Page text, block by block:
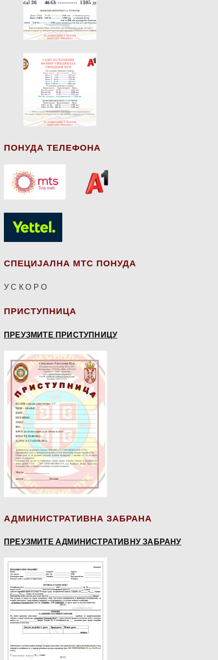
ПОНУДА ТЕЛЕФОНА
СПЕЦИЈАЛНА МТС ПОНУДА
У С К О Р О
ПРИСТУПНИЦА
ПРЕУЗМИТЕ ПРИСТУПНИЦУ
АДМИНИСТРАТИВНА ЗАБРАНА
ПРЕУЗМИТЕ АДМИНИСТРАТИВНУ ЗАБРАНУ